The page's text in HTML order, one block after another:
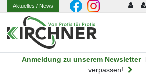
Aktuelles/ News
Anmeldung zu unserem Newsletter
verpassen!